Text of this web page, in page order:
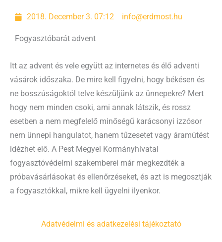
2018. December 3. 07:12 info@erdmost.hu
Fogyasztóbarát advent
Itt az advent és vele együtt az internetes és élő adventi
vásárok időszaka. De mire kell figyelni, hogy békésen és
ne bosszúságoktól telve készüljünk az ünnepekre? Mert
hogy nem minden csoki, ami annak látszik, és rossz
esetben a nem megfelelő minőségű karácsonyi izzósor
nem ünnepi hangulatot, hanem tűzesetet vagy áramütést
idézhet elő. A Pest Megyei Kormányhivatal
fogyasztóvédelmi szakemberei már megkezdték a
próbavásárlásokat és ellenőrzéseket, és azt is megosztják
a fogyasztókkal, mikre kell ügyelni ilyenkor.
Adatvédelmi és adatkezelési tájékoztató